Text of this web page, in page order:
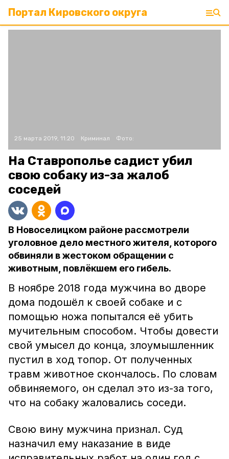
Портал Кировского округа
25 марта 2019, 11:20 Криминал Фото:
На Ставрополье садист убил
свою собаку из-за жалоб
соседей
В Новоселицком районе рассмотрели
уголовное дело местного жителя, которого
обвиняли в жестоком обращении с
животным, повлёкшем его гибель.
В ноябре 2018 года мужчина во дворе
дома подошёл к своей собаке и с
помощью ножа попытался её убить
мучительным способом. Чтобы довести
свой умысел до конца, злоумышленник
пустил в ход топор. От полученных
травм животное скончалось. По словам
обвиняемого, он сделал это из-за того,
что на собаку жаловались соседи.
Свою вину мужчина признал. Суд
назначил ему наказание в виде